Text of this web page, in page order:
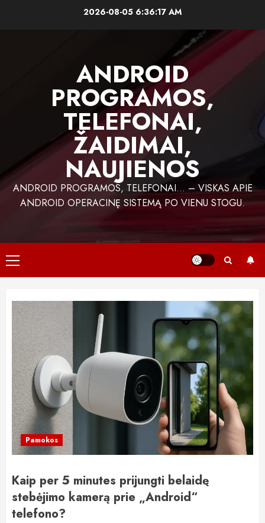
2026-08-05 6:36:18 AM
ANDROID
PROGRAMOS,
TELEFONAI,
ŽAIDIMAI,
NAUJIENOS
ANDROID PROGRAMOS, TELEFONAI… – VISKAS APIE
ANDROID OPERACINĘ SISTEMĄ PO VIENU STOGU.
Primary
Menu
Pamokos
Kaip per 5 minutes prijungti belaidę
stebėjimo kamerą prie „Android“
telefono?